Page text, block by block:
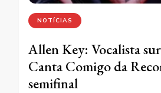
NOTÍCIAS
Allen Key: Vocalista
Canta Comigo da
semifinal